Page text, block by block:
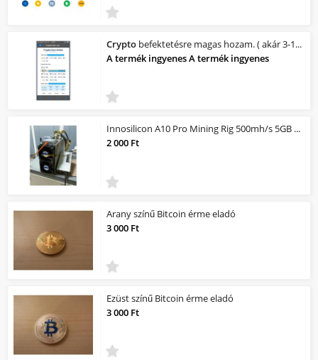
Crypto befektetésre magas hozam. ( akár 3-12% / év )
A termék ingyenes A termék ingyenes
Innosilicon A10 Pro Mining Rig 500mh/s 5GB Ethereum
2 000 Ft
Arany színű Bitcoin érme eladó
3 000 Ft
Ezüst színű Bitcoin érme eladó
3 000 Ft